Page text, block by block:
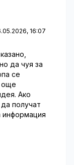
16:07
да чуя за
се
още
Ако
получат
информация